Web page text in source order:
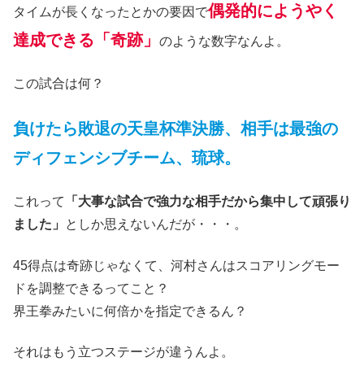
タイムが長くなったとかの要因で偶発的にようやく
達成できる「奇跡」
のような数字なんよ。
この試合は何？
負けたら敗退の天皇杯準決勝、相手は最強の
ディフェンシブチーム、琉球。
これって
「大事な試合で強力な相手だから集中して頑張り
ました」
としか思えないんだが・・・。
45得点は奇跡じゃなくて、河村さんはスコアリングモー
ドを調整できるってこと？
界王拳みたいに何倍かを指定できるん？
それはもう立つステージが違うんよ。